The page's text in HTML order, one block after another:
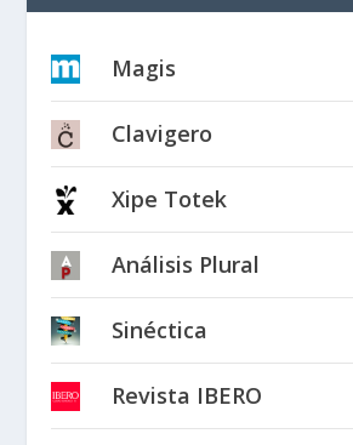
Magis
Clavigero
Xipe Totek
Análisis Plural
Sinéctica
Revista IBERO